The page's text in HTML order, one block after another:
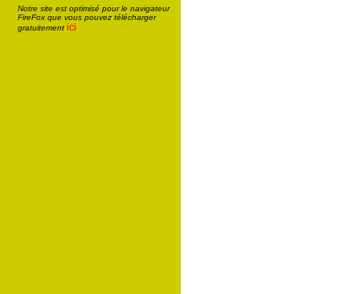
Notre site est optimisé pour le navigateur
FireFox que vous pouvez télécharger
gratuitement ici